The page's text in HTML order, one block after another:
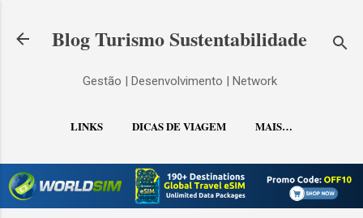
Blog Turismo Sustentabilidade
Gestão | Desenvolvimento | Network
LINKS DICAS DE VIAGEM MAIS…
CONTATO